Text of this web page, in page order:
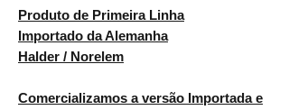
Produto de Primeira Linha
Importado da Alemanha
Halder / Norelem
Comercializamos a versão Importada e